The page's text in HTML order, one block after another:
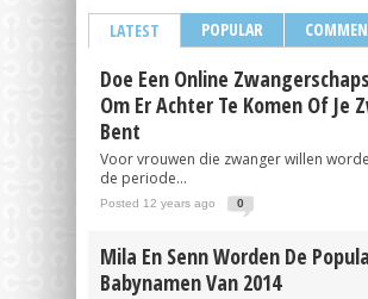
LATEST POPULAR
Doe Een Online
Om Er Achter Te Komen Of Je
Bent
Voor vrouwen die zwanger willen
de periode...
Posted 12 years ago 0
Mila En Senn Worden De
Babynamen Van 2014